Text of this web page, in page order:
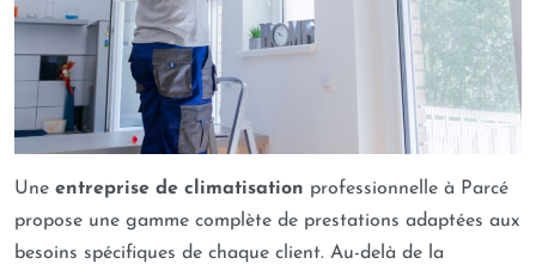
Une entreprise de climatisation professionnelle à Parcé
propose une gamme complète de prestations adaptées aux
besoins spécifiques de chaque client. Au-delà de la